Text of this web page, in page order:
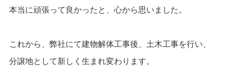
本当に頑張って良かったと、心から思いました。
これから、弊社にて建物解体工事後、土木工事を行い、
分譲地として新しく生まれ変わります。